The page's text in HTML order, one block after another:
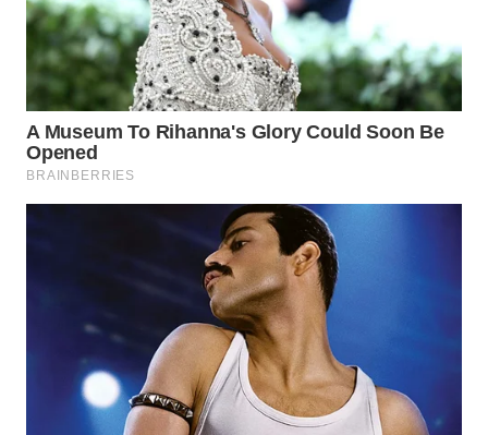
SELATAN
WN
TANJUNG
LESUNG
WN
WN
LABUHANBATU